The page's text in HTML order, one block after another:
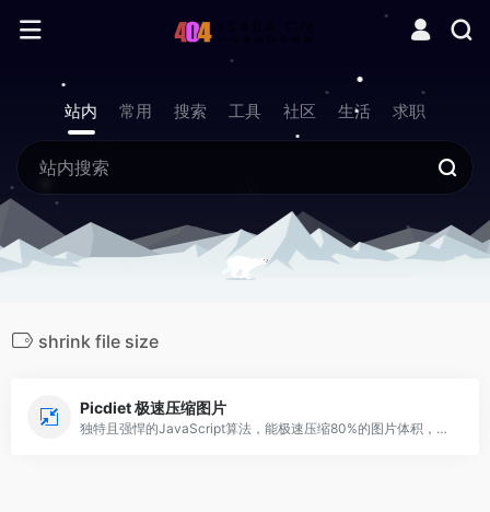
站内 常用 搜索 工具 社区 生活 求职
shrink file size
Picdiet 极速压缩图片
独特且强悍的JavaScript算法，能极速压缩80%的图片体积，而不损害其质量